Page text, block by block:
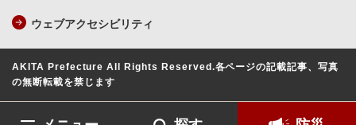
ウェブアクセシビリティ
AKITA Prefecture All Rights Reserved.各ページの記載記事、写真
の無断転載を禁じます